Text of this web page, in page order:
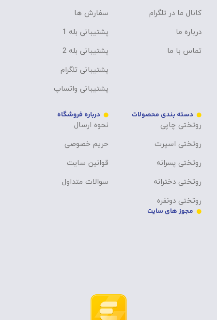
کانال ما در تلگرام
درباره ما
تماس با ما
سفارش ها
پشتیبانی بله 1
پشتیبانی بله 2
پشتیبانی تلگرام
پشتیبانی واتساپ
دسته بندی محصولات
روتختی چاپی
روتختی اسپرت
روتختی پسرانه
روتختی دخترانه
روتختی دونفره
درباره فروشگاه
نحوه ارسال
حریم خصوصی
قوانین سایت
سوالات متداول
مجوز های سایت